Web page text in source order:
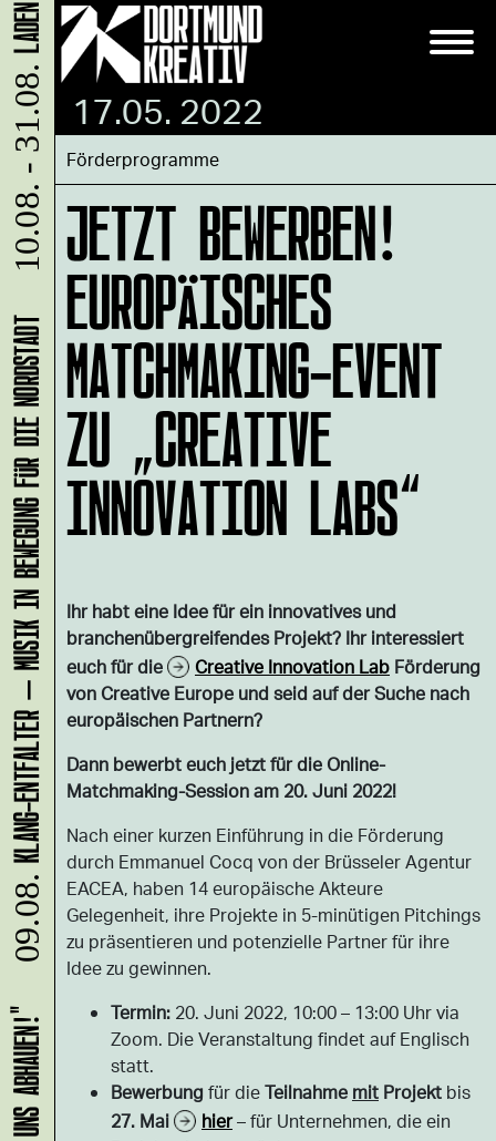
17.05. 2022
Förderprogramme
JETZT BEWERBEN!
EUROPÄISCHES
MATCHMAKING-EVENT
ZU „CREATIVE
INNOVATION LABS“
Ihr habt eine Idee für ein innovatives und
branchenübergreifendes Projekt? Ihr interessiert
euch für die
Creative Innovation Lab Förderung
von Creative Europe und seid auf der Suche nach
europäischen Partnern?
Dann bewerbt euch jetzt für die Online-
Matchmaking-Session am 20. Juni 2022!
Nach einer kurzen Einführung in die Förderung
durch Emmanuel Cocq von der Brüsseler Agentur
EACEA, haben 14 europäische Akteure
Gelegenheit, ihre Projekte in 5-minütigen Pitchings
zu präsentieren und potenzielle Partner für ihre
Idee zu gewinnen.
Termin: 20. Juni 2022, 10:00 – 13:00 Uhr via
Zoom. Die Veranstaltung findet auf Englisch
statt.
Bewerbung für dieTeilnahme mit Projekt bis
27. Mai
hier– für Unternehmen, die ein
09.08.
KLANG-ENTFALTER – MUSIK IN BEWEGUNG FÜR DIE NORDSTADT
10.08. - 31.08.